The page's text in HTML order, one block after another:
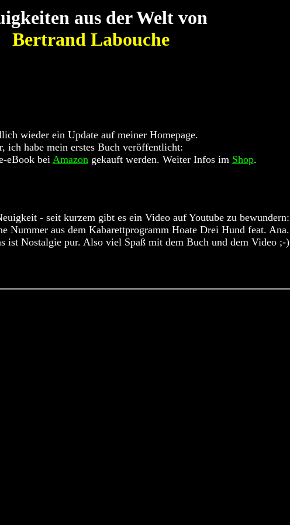
aus der Welt von
Bertrand Labouche
wieder ein Update auf meiner Homepage.
ich habe mein erstes Buch veröffentlicht:
eBook beiAmazongekauft werden. Weiter Infos im Shop.
- seit kurzem gibt es ein Video auf Youtube zu bewundern:
Nummer aus dem Kabarettprogramm Hoate Drei Hund feat. Ana.
ist Nostalgie pur. Also viel Spaß mit dem Buch und dem Video ;-)